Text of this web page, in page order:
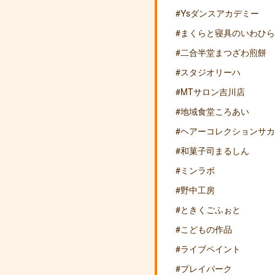
#Ysダンスアカデミー
#まくらと寝具のいわひ
#二合半堂まつざわ煎餅
#スタジオリーハ
#MTサロン吉川店
#地域食堂ころあい
#ヘアーコレクションサ
#和菓子司まるしん
#ミンラボ
#野中工房
#ときくごふぉと
#こどもの作品
#ライブペイント
#プレイパーク